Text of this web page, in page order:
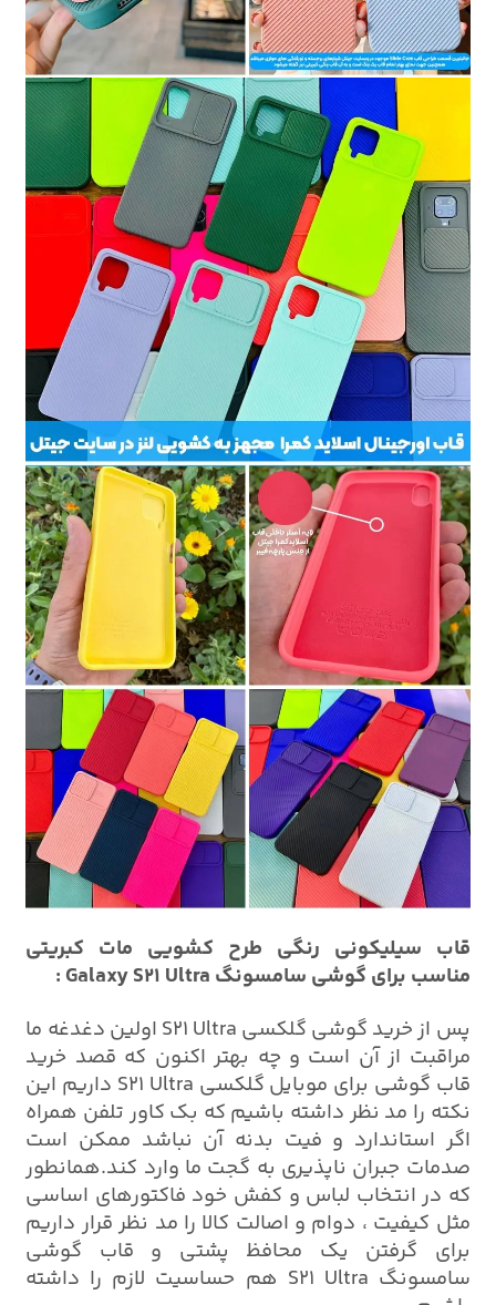
قاب سیلیکونی رنگی طرح کشویی مات کبریتی
مناسب برای گوشی سامسونگ Galaxy S21 Ultra :
پس از خرید گوشی گلکسی S21 Ultra اولین دغدغه ما
مراقبت از آن است و چه بهتر اکنون که قصد خرید
قاب گوشی برای موبایل گلکسی S21 Ultra داریم این
نکته را مد نظر داشته باشیم که بک کاور تلفن همراه
اگر استاندارد و فیت بدنه آن نباشد ممکن است
صدمات جبران ناپذیری به گجت ما وارد کند.همانطور
که در انتخاب لباس و کفش خود فاکتورهای اساسی
مثل کیفیت ، دوام و اصالت کالا را مد نظر قرار داریم
برای گرفتن یک محافظ پشتی و قاب گوشی
سامسونگ S21 Ultra هم حساسیت لازم را داشته